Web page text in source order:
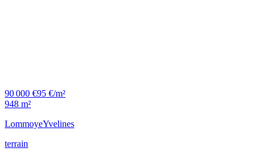
90 000 €95 €/m²
948 m²
LommoyeYvelines
terrain